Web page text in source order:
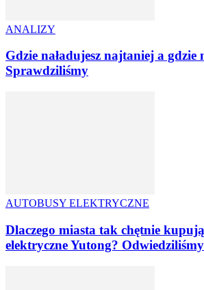
ANALIZY
Gdzie naładujesz najtaniej a gdzie
Sprawdziliśmy
AUTOBUSY ELEKTRYCZNE
Dlaczego miasta tak chętnie
elektryczne Yutong?